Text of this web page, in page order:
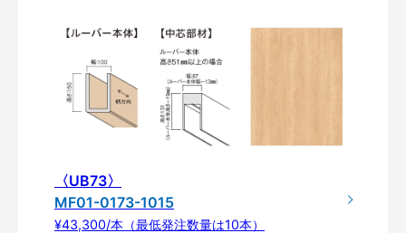
〈UB73〉
MF01-0173-1015
¥43,300/本（最低発注数量は10本）